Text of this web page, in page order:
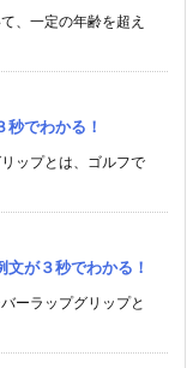
、一定の年齢を超え
秒でわかる！
ップとは、ゴルフで
文が３秒でわかる！
ーラップグリップと